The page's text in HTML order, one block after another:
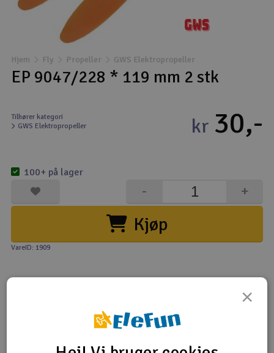
Droner
Droner til FPV
Fly
Helikopter
Modelbygg og byggesæt
Modeljernbane
Motor & tilbehør
Hjem Fly Propeller GWS Elektropropeller
EP 9047/228 * 119 mm 2 stk
Tilhører kategori
GWS Elektropropeller
kr 30,-
Kjøp
+
-
100+ på lager
VareID: 1909
Tip din ven Anmeldelser
×